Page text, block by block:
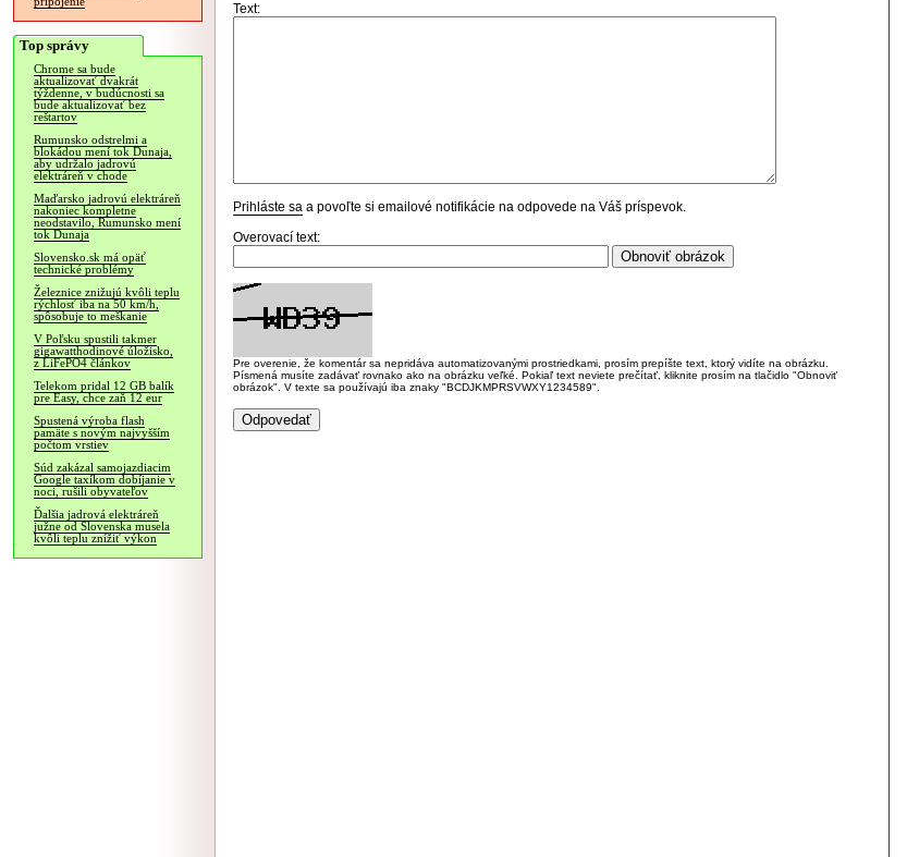
Top správy
Chrome sa bude
aktualizovať dvakrát
týždenne, v budúcnosti sa
bude aktualizovať bez
reštartov
Rumunsko odstrelmi a
blokádou mení tok Dunaja,
aby udržalo jadrovú
elektráreň v chode
Maďarsko jadrovú elektráreň
nakoniec kompletne
neodstavilo, Rumunsko mení
tok Dunaja
Slovensko.sk má opäť
technické problémy
Železnice znižujú kvôli teplu
rýchlosť iba na 50 km/h,
spôsobuje to meškanie
V Poľsku spustili takmer
gigawatthodinové úložisko,
z LiFePO4 článkov
Telekom pridal 12 GB balík
pre Easy, chce zaň 12 eur
Spustená výroba flash
pamäte s novým najvyšším
počtom vrstiev
Súd zakázal samojazdiacim
Google taxíkom dobíjanie v
noci, rušili obyvateľov
Ďalšia jadrová elektráreň
južne od Slovenska musela
kvôli teplu znížiť výkon
Text:
Prihláste sa a povoľte si emailové notifikácie na odpovede na Váš príspevok.
Overovací text:
Pre overenie, že komentár sa nepridáva automatizovanými prostriedkami, prosím prepíšte text, ktorý vidíte na obrázku.
Písmená musíte zadávať rovnako ako na obrázku veľké. Pokiaľ text neviete prečítať, kliknite prosím na tlačidlo "Obnoviť
obrázok". V texte sa používajú iba znaky "BCDJKMPRSVWXY1234589".